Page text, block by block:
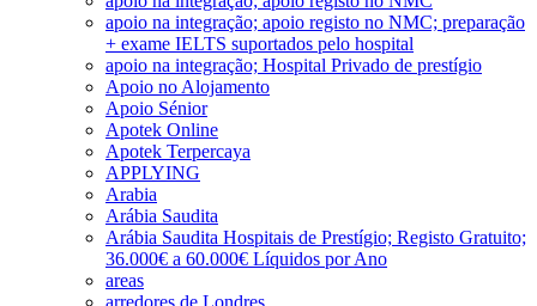
apoio na integração; apoio registo no NMC; preparação
+ exame IELTS suportados pelo hospital
apoio na integração; Hospital Privado de prestígio
Apoio no Alojamento
Apoio Sénior
Apotek Online
Apotek Terpercaya
APPLYING
Arabia
Arábia Saudita
Arábia Saudita Hospitais de Prestígio; Registo Gratuito;
36.000€ a 60.000€ Líquidos por Ano
areas
arredores de Londres